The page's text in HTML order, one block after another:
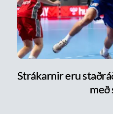
Strákarnir eru
með